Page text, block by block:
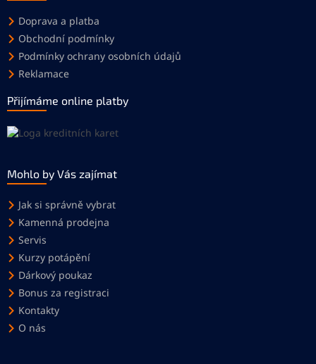
Doprava a platba
Obchodní podmínky
Podmínky ochrany osobních údajů
Reklamace
Přijímáme online platby
Mohlo by Vás zajímat
Jak si správně vybrat
Kamenná prodejna
Servis
Kurzy potápění
Dárkový poukaz
Bonus za registraci
Kontakty
O nás